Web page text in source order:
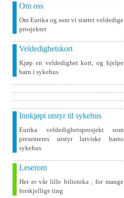
Om oss
Om Eurika og som vi startet veldedige
prosjekter
Veldedighetskort
Kjøp en veldedighet kort, og hjelpe
barn i sykehus
Innkjøpt utstyr til sykehus
Eurika veldedighetsprosjekt som
presenteres utstyr latviske barns
sykehus
Leserom
Her er vår lille bilioteka , for mange
forskjellige ting